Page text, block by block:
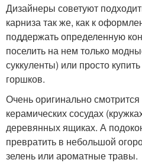
Дизайнеры советуют
карниза так же, как к
поддержать определенную
поселить на нем только
суккуленты) или просто
горшков.
Очень оригинально смотрится
керамических сосудах
деревянных ящиках. А
превратить в небольшой
зелень или ароматные травы.